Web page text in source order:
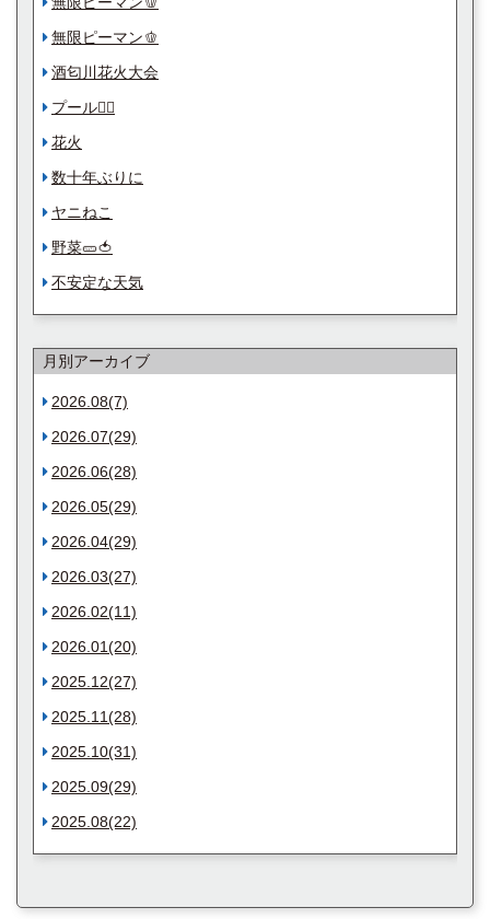
無限ピーマン🫑
酒匂川花火大会
プール🏊‍♀️
花火
数十年ぶりに
ヤニねこ
野菜🥒🍅
不安定な天気
月別アーカイブ
2026.08(7)
2026.07(29)
2026.06(28)
2026.05(29)
2026.04(29)
2026.03(27)
2026.02(11)
2026.01(20)
2025.12(27)
2025.11(28)
2025.10(31)
2025.09(29)
2025.08(22)